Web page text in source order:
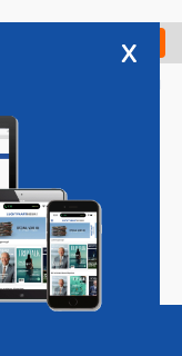
Check in
Vacatures
x